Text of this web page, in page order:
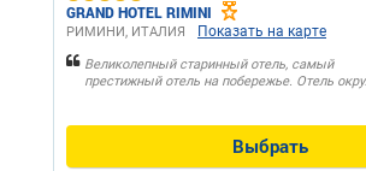
GRAND HOTEL RIMINI
РИМИНИ, ИТАЛИЯ Показать на карте
Великолепный старинный отель, самый
престижный отель на побережье. Отель
Выбрать